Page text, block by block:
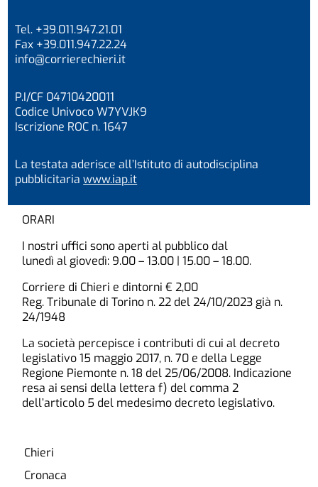
Tel. +39.011.947.21.01
Fax +39.011.947.22.24
info@corrierechieri.it
P.I/CF 04710420011
Codice Univoco W7YVJK9
Iscrizione ROC n. 1647
La testata aderisce all’Istituto di autodisciplina
pubblicitariawww.iap.it
ORARI
I nostri uffici sono aperti al pubblico dal
lunedì al giovedì: 9.00 – 13.00 | 15.00 – 18.00.
Corriere di Chieri e dintorni € 2,00
Reg. Tribunale di Torino n. 22 del 24/10/2023 già n.
24/1948
La società percepisce i contributi di cui al decreto
legislativo 15 maggio 2017, n. 70 e della Legge
Regione Piemonte n. 18 del 25/06/2008. Indicazione
resa ai sensi della lettera f) del comma 2
dell’articolo 5 del medesimo decreto legislativo.
Chieri
Cronaca